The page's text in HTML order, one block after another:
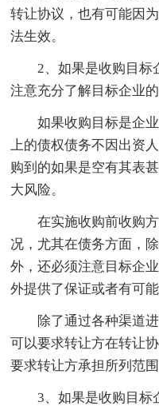
转让协议，也有可能因
法生效。
2、如果是收购目标
注意充分了解目标企业
如果收购目标是企
上的债权债务不因出资
购到的如果是空有其表
大风险。
在实施收购前收购
况，尤其在债务方面，
外，还必须注意目标企
外提供了保证或者有可
除了通过各种渠道
可以要求转让方在转让
要求转让方承担所列范
3、如果是收购目标